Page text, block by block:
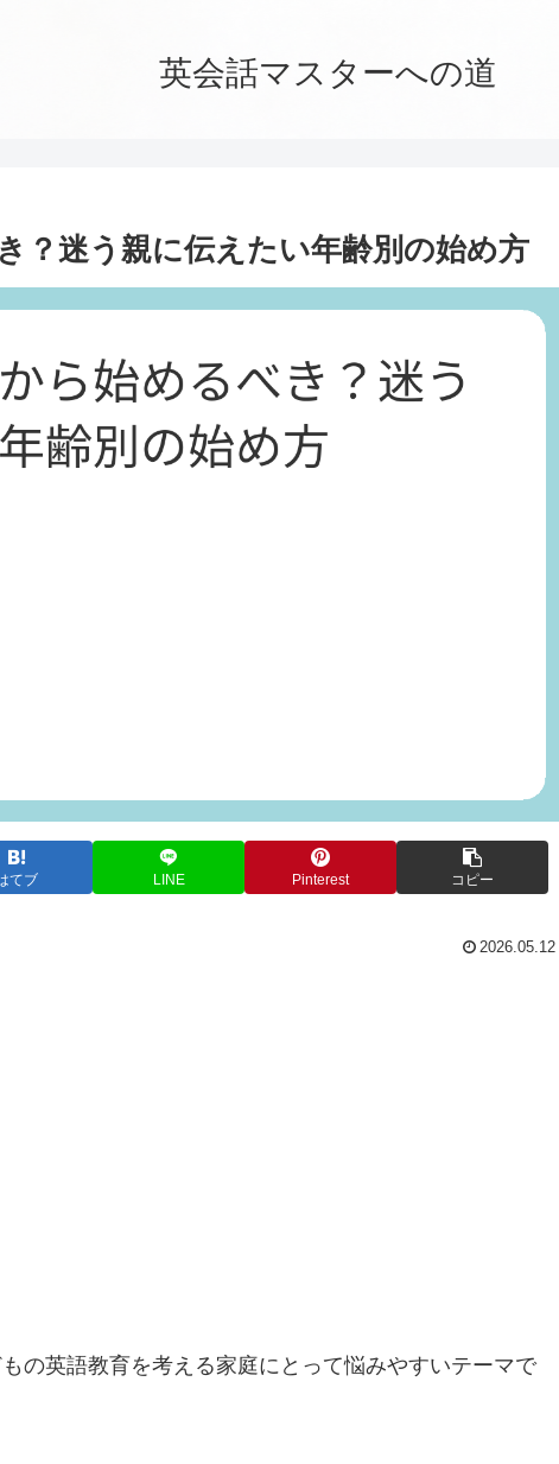
英会話マスターへの道
？迷う親に伝えたい年齢別の始め方
てブ LINE Pinterest コピー
2026.05.12
の英語教育を考える家庭にとって悩みやすいテーマで